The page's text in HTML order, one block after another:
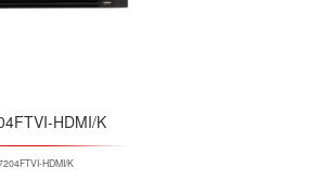
HDMI/K
HDMI/K